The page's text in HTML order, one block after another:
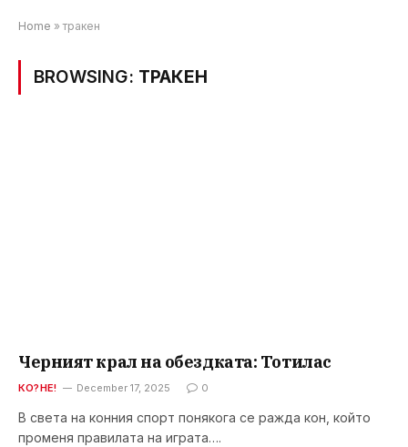
Home »тракен
BROWSING: ТРАКЕН
Черният крал на обездката: Тотилас
КО?НЕ! December 17, 2025 0
В света на конния спорт понякога се ражда кон, който
променя правилата на играта….